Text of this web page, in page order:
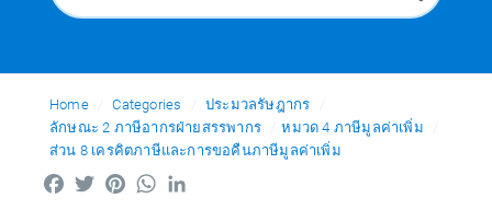
Ask a Question
Thai
Home Categories
ประมวลรัษฎากร
ลักษณะ 2 ภาษีอากรฝ่ายสรรพากร
หมวด 4 ภาษีมูลค่าเพิ่ม
ส่วน 8 เครคิตภาษีและการขอคืนภาษีมูลค่าเพิ่ม
FacebookTwitterPinterestWhatsApp